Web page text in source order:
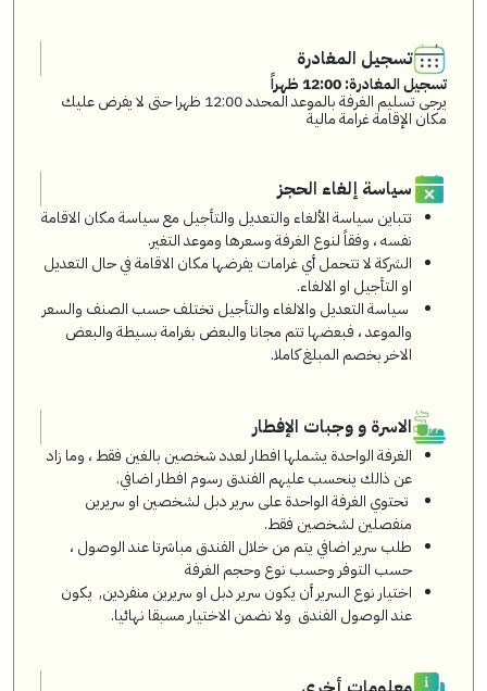
تسجيل المغادرة
تسجيل المغادرة: 12:00 ظهراً
يرجى تسليم الغرفة بالموعد المحدد 12:00 ظهرا حتى لا يفرض عليك
مكان الإقامة غرامة مالية
سياسة إلغاء الحجز
تتباين سياسة الألغاء والتعديل والتأجيل مع سياسة مكان الاقامة
نفسه ، وفقاً لنوع الغرفة وسعرها وموعد التغير.
الشركة لا تتحمل أي غرامات يفرضها مكان الاقامة في حال التعديل
او التأجيل او الالغاء.
سياسة التعديل والالغاء والتأجيل تختلف حسب الصنف والسعر
والموعد ، فبعضها تتم مجانا والبعض بغرامة بسيطة والبعض
الاخر بخصم المبلغ كاملا.
الاسرة و وجبات الإفطار
الغرفة الواحدة يشملها افطار لعدد شخصين بالغين فقط ، وما زاد
عن ذالك ينحسب عليهم الفندق رسوم افطار اضافي.
تحتوي الغرفة الواحدة على سرير دبل لشخصين او سريرين
منفصلين لشخصين فقط.
طلب سرير اضافي يتم من خلال الفندق مباشرتا عند الوصول ،
حسب التوفر وحسب نوع وحجم الغرفة
اختيار نوع السرير أن يكون سرير دبل او سريرين منفردين, يكون
عند الوصول الفندق ولا نضمن الاختيار مسبقا نهائيا.